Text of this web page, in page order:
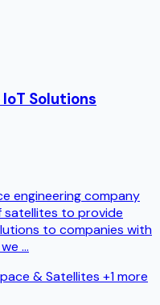
Solutions
engineering company
to provide
to companies with
...
& Satellites +1 more